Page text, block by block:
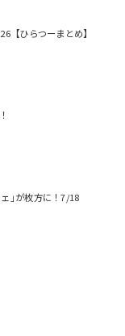
【ひらつーまとめ】
｣が枚方に！7/18